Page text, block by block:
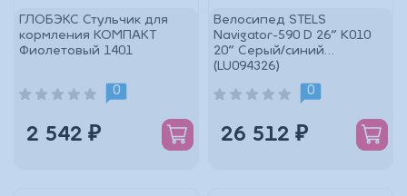
ГЛОБЭКС Стульчик для
кормления КОМПАКТ
Фиолетовый 1401
0
2 542 ₽
Велосипед STELS
Navigator-590 D 26" K010
20" Серый/синий
(LU094326)
0
26 512 ₽